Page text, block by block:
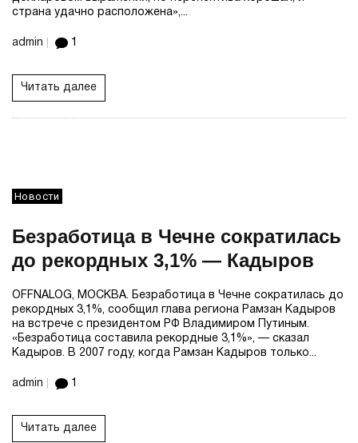
страна удачно расположена»,...
admin 1
Читать далее
Новости
Безработица в Чечне сократилась
до рекордных 3,1% — Кадыров
OFFNALOG, МОСКВА. Безработица в Чечне сократилась до
рекордных 3,1%, сообщил глава региона Рамзан Кадыров
на встрече с президентом РФ Владимиром Путиным.
«Безработица составила рекордные 3,1%», — сказал
Кадыров. В 2007 году, когда Рамзан Кадыров только...
admin 1
Читать далее